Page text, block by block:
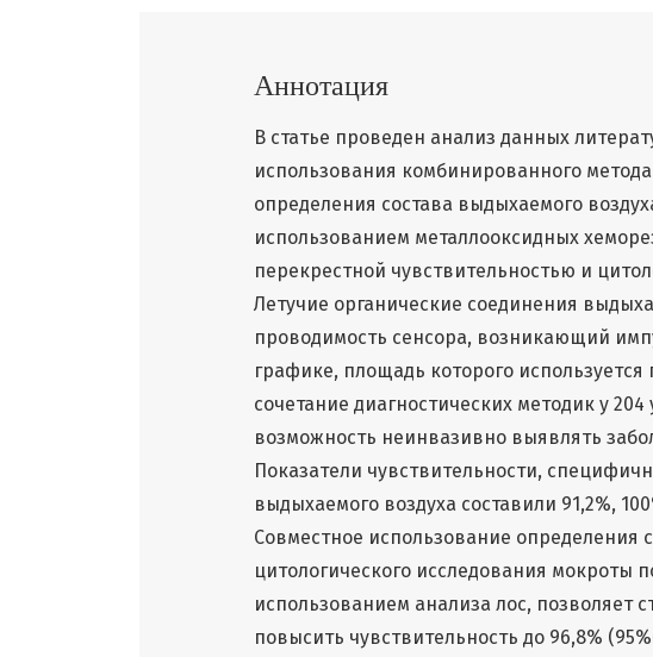
Аннотация
В статье проведен анализ данных
использования комбинированного
определения состава выдыхаемого
использованием металлооксидных
перекрестной чувствительностью и
Летучие органические соединения
проводимость сенсора, возникающий
графике, площадь которого
сочетание диагностических методик у
возможность неинвазивно выявлять
Показатели чувствительности,
выдыхаемого воздуха составили 91,2%,
Совместное использование определения
цитологического исследования
использованием анализа лос, позволяет
повысить чувствительность до 96,8%